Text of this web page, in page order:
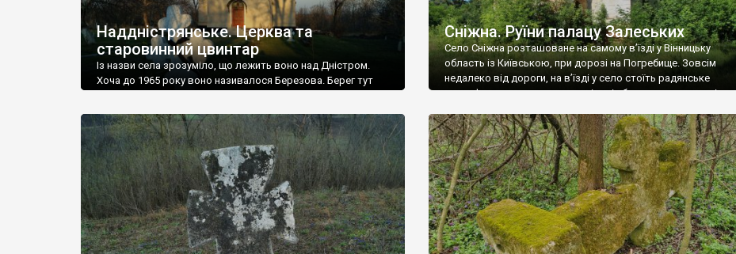
Наддністрянське. Церква та
старовинний цвинтар
Із назви села зрозуміло, що лежить воно над Дністром.
Хоча до 1965 року воно називалося Березова. Берег тут
Наддністрянське відрізняється від більшості навколишніх
сіл. У селі є мурована Михайлівська церква. Точної дати […]
Сніжна. Руїни палацу Залеських
Село Сніжна розташоване на самому в’їзді у Вінницьку
область із Київською, при дорозі на Погребище. Зовсім
недалеко від дороги, на в’їзді у село стоїть радянське
рельєфне пано, яке показує жінку і яблуню, а трохи далі,
дороги їх не видно, але видно дві стареньких колії у траві –
[…]